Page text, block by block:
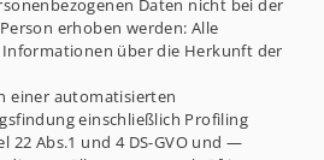
Daten nicht bei der
erhoben werden: Alle
über die Herkunft der
einer automatisierten
einschließlich Profiling
22 Abs.1 und 4 DS-GVO und —